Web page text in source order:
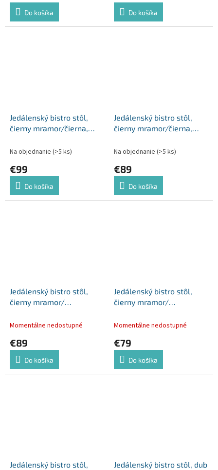
Do košíka Do košíka
Jedálenský bistro stôl,
čierny mramor/čierna,
2
Na objednanie (>5 ks)
€99
Do košíka
Jedálenský bistro stôl,
čierny mramor/čierna,
Na objednanie (>5 ks)
€89
Do košíka
Jedálenský bistro stôl,
čierny mramor/
DARIAN
Momentálne nedostupné
€89
Do košíka
Jedálenský bistro stôl,
čierny mramor/
PRESTON
Momentálne nedostupné
€79
Do košíka
Jedálenský bistro stôl,
Jedálenský bistro stôl, dub